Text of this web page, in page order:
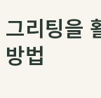
그리팅을
방법